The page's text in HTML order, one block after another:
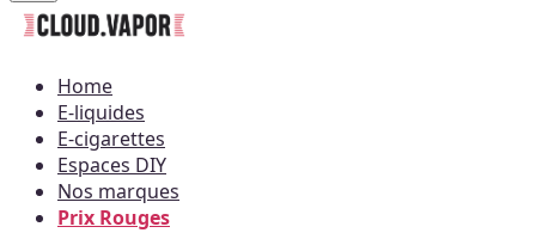
Home
E-liquides
E-cigarettes
Espaces DIY
Nos marques
Prix Rouges